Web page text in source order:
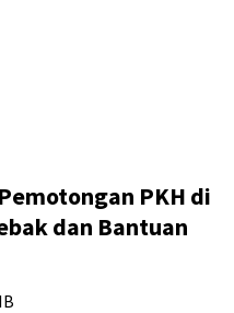
PKH di
dan Bantuan